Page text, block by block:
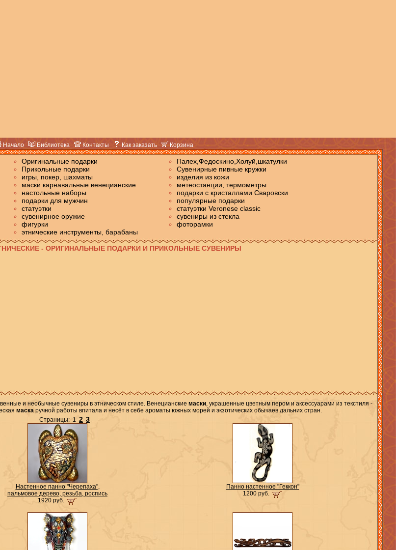
Начало Библиотека Контакты Как заказать Корзина
Оригинальные подарки
Палех,Федоскино,Холуй,шкатулки
Прикольные подарки
Сувенирные пивные кружки
игры, покер, шахматы
изделия из кожи
маски карнавальные венецианские
метеостанции, термометры
настольные наборы
подарки c кристаллами Сваровски
подарки для мужчин
популярные подарки
статуэтки
статуэтки Veronese classic
сувенирное оружие
сувениры из стекла
фигурки
фоторамки
этнические инструменты, барабаны
- ОРИГИНАЛЬНЫЕ ПОДАРКИ И ПРИКОЛЬНЫЕ СУВЕНИРЫ
и необычные сувениры в этническом стиле. Венецианские маски, украшенные цветным пером и аксессуарами из текстиля -
маска ручной работы впитала и несёт в себе ароматы южных морей и экзотических обычаев дальних стран.
Страницы: 1 2 3
Настенное панно "Черепаха",
пальмовое дерево, резьба, роспись
1920 руб.
Панно настенное "Геккон"
1200 руб.